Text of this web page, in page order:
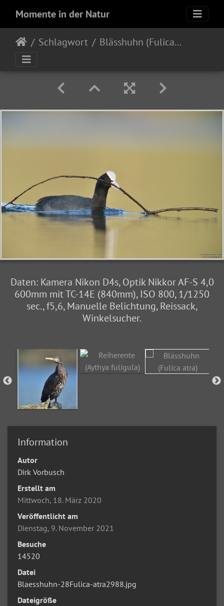
Momente in der Natur
Schlagwort Blässhuhn (Fulica atra)
Daten: Kamera Nikon D4s, Optik Nikkor AF-S 4,0
600mm mit TC-14E (840mm), ISO 800, 1/1250
sec., f5,6, Manuelle Belichtung, Reissack,
Winkelsucher.
Information
Autor
Dirk Vorbusch
Erstellt am
Mittwoch, 18. März 2020
Veröffentlicht am
Dienstag, 9. November 2021
Besuche
14520
Datei
Blaesshuhn-28Fulica-atra2988.jpg
Dateigröße